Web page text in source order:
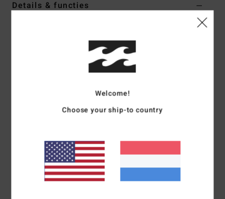
Details & functies
Kleurcodeocs
Stof van 80% katoen, 20% gerecycled katoen [383 g]
Vaste tailleband
Zakken:5 zakken met dubbel ticketzakje voor op de
rechterzak
Sluiting:Knoopsluiting
Ritsgulp
Welcome!
Choose your ship-to country